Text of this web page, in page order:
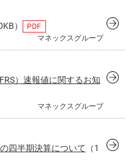
）
マネックスグループ
）速報値に関するお知
マネックスグループ
四半期決算について （1